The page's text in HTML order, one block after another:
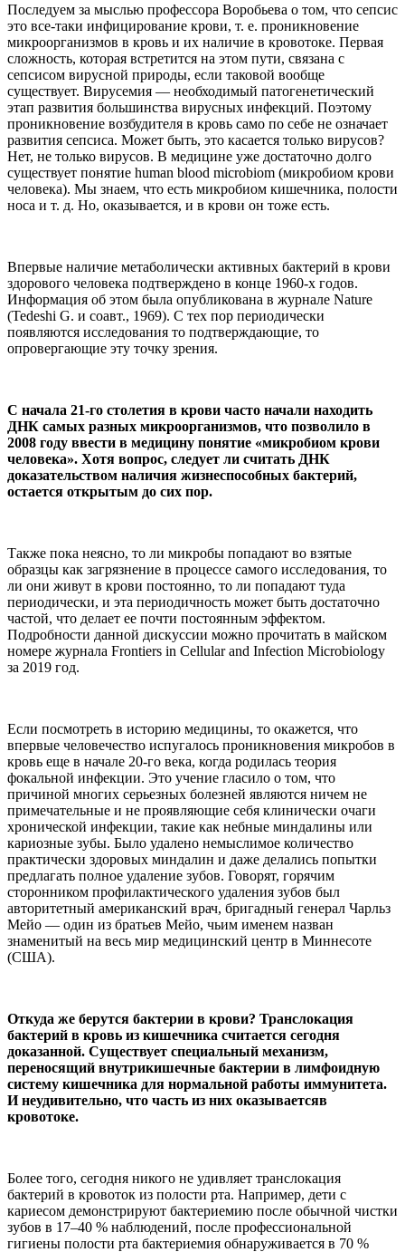
Последуем за мыслью профессора Воробьева о том, что сепсис
это все-таки инфицирование крови, т. е. проникновение
микроорганизмов в кровь и их наличие в кровотоке. Первая
сложность, которая встретится на этом пути, связана с
сепсисом вирусной природы, если таковой вообще
существует. Вирусемия — необходимый патогенетический
этап развития большинства вирусных инфекций. Поэтому
проникновение возбудителя в кровь само по себе не означает
развития сепсиса. Может быть, это касается только вирусов?
Нет, не только вирусов. В медицине уже достаточно долго
существует понятие human blood microbiom (микробиом крови
человека). Мы знаем, что есть микробиом кишечника, полости
носа и т. д. Но, оказывается, и в крови он тоже есть.
Впервые наличие метаболически активных бактерий в крови
здорового человека подтверждено в конце 1960-х годов.
Информация об этом была опубликована в журнале Nature
(Tedeshi G. и соавт., 1969). С тех пор периодически
появляются исследования то подтверждающие, то
опровергающие эту точку зрения.
С начала 21-го столетия в крови часто начали находить
ДНК самых разных микроорганизмов, что позволило в
2008 году ввести в медицину понятие «микробиом крови
человека». Хотя вопрос, следует ли считать ДНК
доказательством наличия жизнеспособных бактерий,
остается открытым до сих пор.
Также пока неясно, то ли микробы попадают во взятые
образцы как загрязнение в процессе самого исследования, то
ли они живут в крови постоянно, то ли попадают туда
периодически, и эта периодичность может быть достаточно
частой, что делает ее почти постоянным эффектом.
Подробности данной дискуссии можно прочитать в майском
номере журнала Frontiers in Cellular and Infection Microbiology
за 2019 год.
Если посмотреть в историю медицины, то окажется, что
впервые человечество испугалось проникновения микробов в
кровь еще в начале 20-го века, когда родилась теория
фокальной инфекции. Это учение гласило о том, что
причиной многих серьезных болезней являются ничем не
примечательные и не проявляющие себя клинически очаги
хронической инфекции, такие как небные миндалины или
кариозные зубы. Было удалено немыслимое количество
практически здоровых миндалин и даже делались попытки
предлагать полное удаление зубов. Говорят, горячим
сторонником профилактического удаления зубов был
авторитетный американский врач, бригадный генерал Чарльз
Мейо — один из братьев Мейо, чьим именем назван
знаменитый на весь мир медицинский центр в Миннесоте
(США).
Откуда же берутся бактерии в крови? Транслокация
бактерий в кровь из кишечника считается сегодня
доказанной. Существует специальный механизм,
переносящий внутрикишечные бактерии в лимфоидную
систему кишечника для нормальной работы иммунитета.
И неудивительно, что часть из них оказываетсяв
кровотоке.
Более того, сегодня никого не удивляет транслокация
бактерий в кровоток из полости рта. Например, дети с
кариесом демонстрируют бактериемию после обычной чистки
зубов в 17–40 % наблюдений, после профессиональной
гигиены полости рта бактериемия обнаруживается в 70 %